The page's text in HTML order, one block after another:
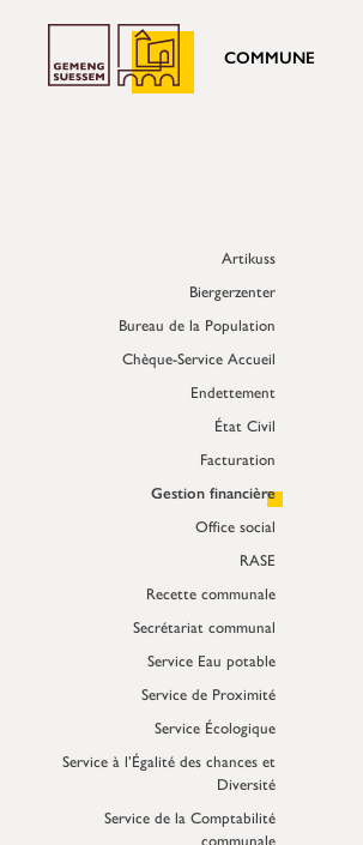
COMMUNE
Artikuss
Biergerzenter
Bureau de la Population
Chèque-Service Accueil
Endettement
État Civil
Facturation
Gestion financière
Office social
RASE
Recette communale
Secrétariat communal
Service Eau potable
Service de Proximité
Service Écologique
Service à l’Égalité des chances et
Diversité
Service de la Comptabilité
communale